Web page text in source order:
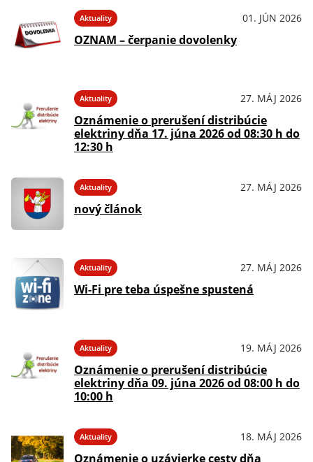
Aktuality 01. JÚN 2026
OZNAM – čerpanie dovolenky
Aktuality 27. MÁJ 2026
Oznámenie o prerušení distribúcie
elektriny dňa 17. júna 2026 od 08:30 h do
12:30 h
Aktuality 27. MÁJ 2026
nový článok
Aktuality 27. MÁJ 2026
Wi-Fi pre teba úspešne spustená
Aktuality 19. MÁJ 2026
Oznámenie o prerušení distribúcie
elektriny dňa 09. júna 2026 od 08:00 h do
10:00 h
Aktuality 18. MÁJ 2026
Oznámenie o uzávierke cesty dňa